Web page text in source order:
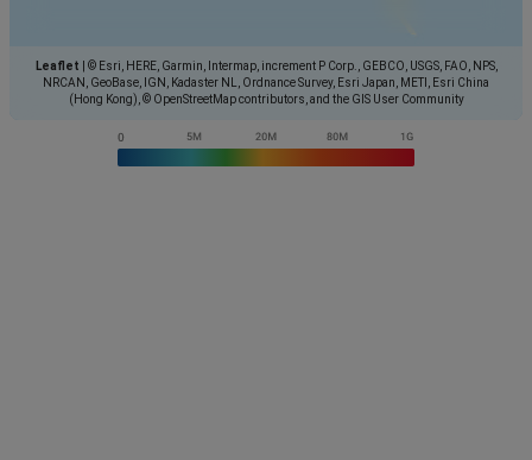
Leaflet
© Esri, HERE, Garmin, Intermap, increment P Corp., GEBCO, USGS, FAO, NPS,
NRCAN, GeoBase, IGN, Kadaster NL, Ordnance Survey, Esri Japan, METI, Esri China
(Hong Kong), © OpenStreetMap contributors, and the GIS User Community